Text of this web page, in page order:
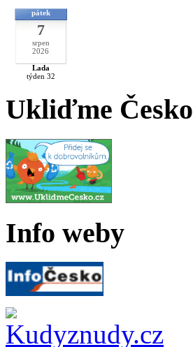
pátek
7
srpen
2026
Lada
týden 32
Ukliďme Česko
Info weby